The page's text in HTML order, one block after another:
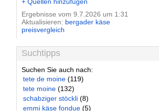
Ergebnisse vom 9.7.2026 um 1:31
Aktualisieren: bergader käse
preisvergleich
Suchtipps
Suchen Sie auch nach:
tete de moine (119)
tete moine (132)
schabziger stöckli (8)
emmi käse fondue (5)